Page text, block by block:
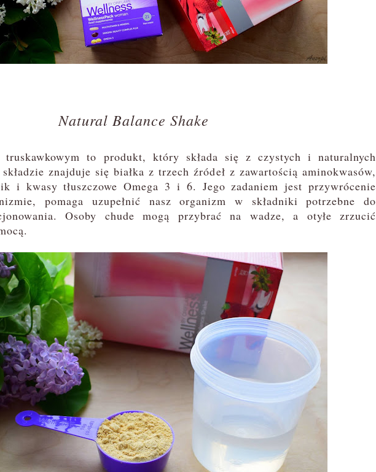
Natural Balance Shake
to produkt, który składa się z czystych i naturalnych
znajduje się białka z trzech źródeł z zawartością aminokwasów,
i kwasy tłuszczowe Omega 3 i 6. Jego zadaniem jest przywrócenie
pomaga uzupełnić nasz organizm w składniki potrzebne do
Osoby chude mogą przybrać na wadze, a otyłe zrzucić